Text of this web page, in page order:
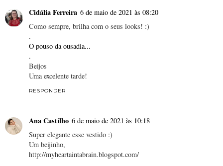
Cidália Ferreira 6 de maio de 2021 às 08:20
Como sempre, brilha com o seus looks! :)
.
O pouso da ousadia...
.
Beijos
Uma excelente tarde!
RESPONDER
Ana Castilho 6 de maio de 2021 às 10:18
Super elegante esse vestido :)
Um beijinho,
http://myheartaintabrain.blogspot.com/